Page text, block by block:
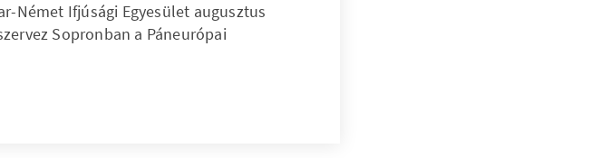
Német Ifjúsági Egyesület augusztus
Sopronban a Páneurópai